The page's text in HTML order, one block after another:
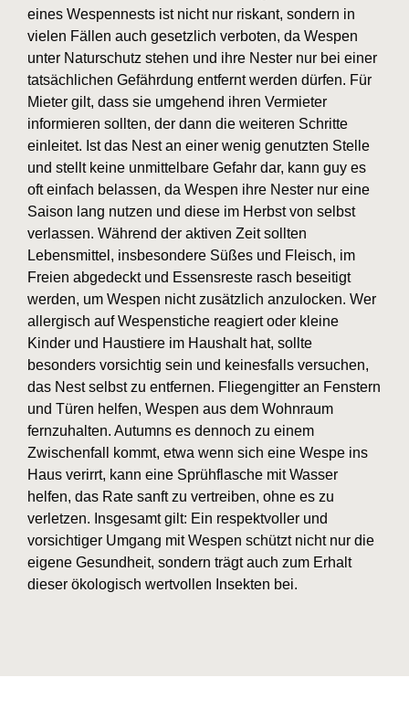
eines Wespennests ist nicht nur riskant, sondern in
vielen Fällen auch gesetzlich verboten, da Wespen
unter Naturschutz stehen und ihre Nester nur bei einer
tatsächlichen Gefährdung entfernt werden dürfen. Für
Mieter gilt, dass sie umgehend ihren Vermieter
informieren sollten, der dann die weiteren Schritte
einleitet. Ist das Nest an einer wenig genutzten Stelle
und stellt keine unmittelbare Gefahr dar, kann guy es
oft einfach belassen, da Wespen ihre Nester nur eine
Saison lang nutzen und diese im Herbst von selbst
verlassen. Während der aktiven Zeit sollten
Lebensmittel, insbesondere Süßes und Fleisch, im
Freien abgedeckt und Essensreste rasch beseitigt
werden, um Wespen nicht zusätzlich anzulocken. Wer
allergisch auf Wespenstiche reagiert oder kleine
Kinder und Haustiere im Haushalt hat, sollte
besonders vorsichtig sein und keinesfalls versuchen,
das Nest selbst zu entfernen. Fliegengitter an Fenstern
und Türen helfen, Wespen aus dem Wohnraum
fernzuhalten. Autumns es dennoch zu einem
Zwischenfall kommt, etwa wenn sich eine Wespe ins
Haus verirrt, kann eine Sprühflasche mit Wasser
helfen, das Rate sanft zu vertreiben, ohne es zu
verletzen. Insgesamt gilt: Ein respektvoller und
vorsichtiger Umgang mit Wespen schützt nicht nur die
eigene Gesundheit, sondern trägt auch zum Erhalt
dieser ökologisch wertvollen Insekten bei.